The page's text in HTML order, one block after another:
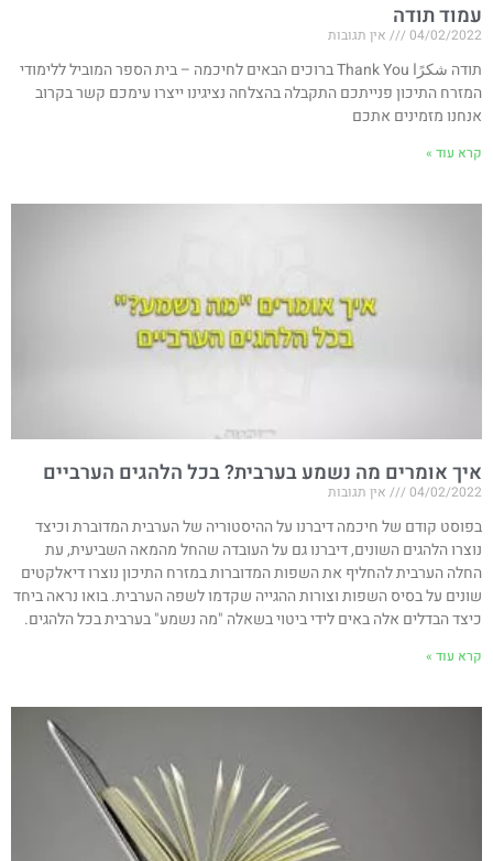
עמוד תודה
04/02/2022 אין תגובות
תודה شكرًا Thank You ברוכים הבאים לחיכמה – בית הספר המוביל ללימודי
המזרח התיכון פנייתכם התקבלה בהצלחה נציגינו ייצרו עימכם קשר בקרוב
אנחנו מזמינים אתכם
קרא עוד »
איך אומרים מה נשמע בערבית? בכל הלהגים הערביים
04/02/2022 אין תגובות
בפוסט קודם של חיכמה דיברנו על ההיסטוריה של הערבית המדוברת וכיצד
נוצרו הלהגים השונים, דיברנו גם על העובדה שהחל מהמאה השביעית, עת
החלה הערבית להחליף את השפות המדוברות במזרח התיכון נוצרו דיאלקטים
שונים על בסיס השפות וצורות ההגייה שקדמו לשפה הערבית. בואו נראה ביחד
כיצד הבדלים אלה באים לידי ביטוי בשאלה "מה נשמע" בערבית בכל הלהגים.
קרא עוד »